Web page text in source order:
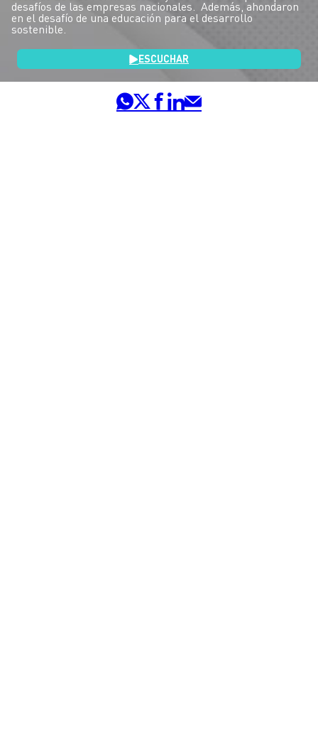
desafíos de las empresas nacionales. Además, ahondaron
en el desafío de una educación para el desarrollo
sostenible.
ESCUCHAR